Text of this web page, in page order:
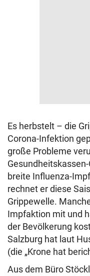
Es herbstelt – die
Corona-Infektion
große Probleme
breite Influenza-
rechnet er diese
Grippewelle.
Impfaktion mit und
der Bevölkerung
Salzburg hat laut
(die „Krone hat
Aus dem Büro